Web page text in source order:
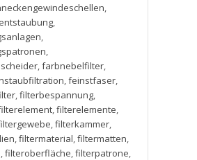
,
entstaubung,
,
,
,farbnebelfilter,
,feinstfaser,
,filterbespannung,
,filterelemente,
,filterkammer,
,filtermaterial,filtermatten,
,filteroberfläche,filterpatrone,